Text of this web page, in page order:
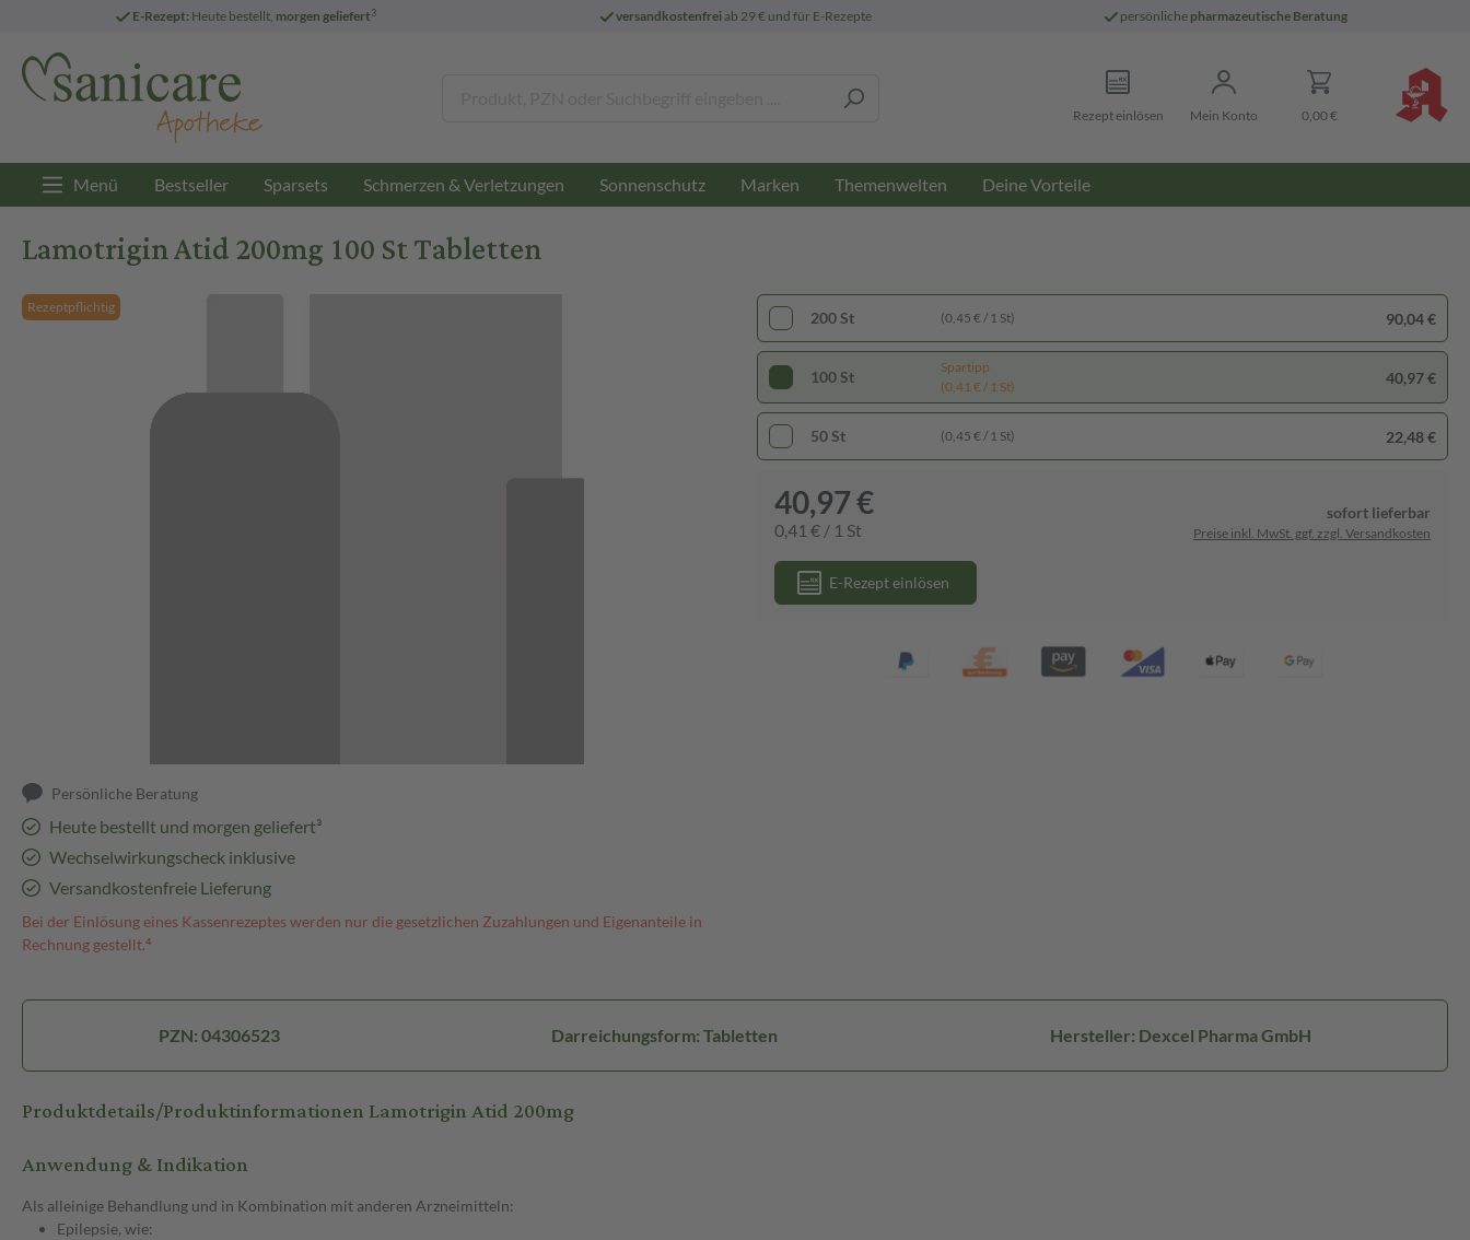
E-Rezept: Heute bestellt, morgen geliefert3 versandkostenfreiab 29 € und für E-Rezepte persönliche pharmazeutische Beratung
Rezept einlösen Mein Konto 0,00 €
Menü Bestseller Sparsets Schmerzen & Verletzungen Sonnenschutz Marken Themenwelten Deine Vorteile
Lamotrigin Atid 200mg 100 St Tabletten
Rezeptpflichtig
Persönliche Beratung
Heute bestellt und morgen geliefert³
Wechselwirkungscheck inklusive
Versandkostenfreie Lieferung
Bei der Einlösung eines Kassenrezeptes werden nur die gesetzlichen Zuzahlungen und Eigenanteile in
Rechnung gestellt.⁴
200 St (0,45 € / 1 St) 90,04 €
100 St
Spartipp
(0,41 € / 1 St)
40,97 €
50 St (0,45 € / 1 St) 22,48 €
40,97 €
0,41 € / 1 St
sofort lieferbar
Preise inkl. MwSt. ggf. zzgl. Versandkosten
E-Rezept einlösen
PZN: 04306523 Darreichungsform: Tabletten Hersteller: Dexcel Pharma GmbH
Produktdetails/Produktinformationen Lamotrigin Atid 200mg
Anwendung & Indikation
Als alleinige Behandlung und in Kombination mit anderen Arzneimitteln:
Epilepsie, wie: